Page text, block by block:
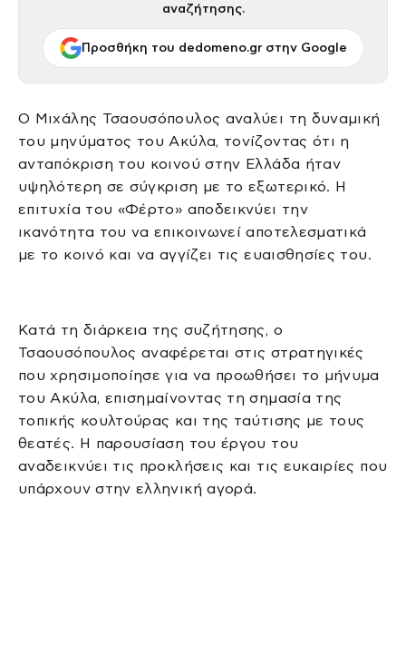
αναζήτησης.
Προσθήκη του dedomeno.gr στην Google
Ο Μιχάλης Τσαουσόπουλος αναλύει τη δυναμική
του μηνύματος του Ακύλα, τονίζοντας ότι η
ανταπόκριση του κοινού στην Ελλάδα ήταν
υψηλότερη σε σύγκριση με το εξωτερικό. Η
επιτυχία του «Φέρτο» αποδεικνύει την
ικανότητα του να επικοινωνεί αποτελεσματικά
με το κοινό και να αγγίζει τις ευαισθησίες του.
Κατά τη διάρκεια της συζήτησης, ο
Τσαουσόπουλος αναφέρεται στις στρατηγικές
που χρησιμοποίησε για να προωθήσει το μήνυμα
του Ακύλα, επισημαίνοντας τη σημασία της
τοπικής κουλτούρας και της ταύτισης με τους
θεατές. Η παρουσίαση του έργου του
αναδεικνύει τις προκλήσεις και τις ευκαιρίες που
υπάρχουν στην ελληνική αγορά.